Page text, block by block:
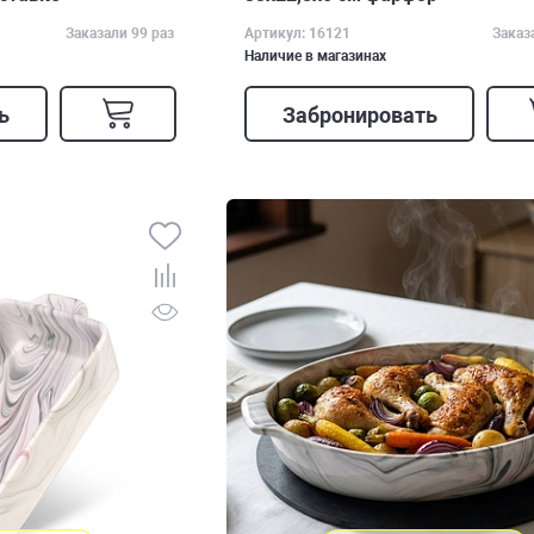
Заказали 99 раз Артикул: 16121
Наличие в магазинах
Забронировать